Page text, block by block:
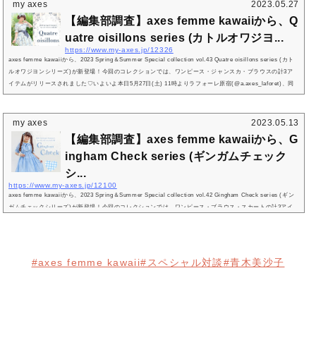
my axes 2023.05.27
【編集部調査】axes femme kawaiiから、Q
uatre oisillons series (カトルオワジヨ...
https://www.my-axes.jp/12326
axes femme kawaiiから、2023 Spring＆Summer Special collection vol.43 Quatre oisillons series (カト
ルオワジヨンシリーズ)が新登場！今回のコレクションでは、ワンピース・ジャンスカ・ブラウスの計3ア
イテムがリリースされました♡いよいよ本日5月27日(土) 11時よりラフォーレ原宿(@a.axes_laforet)、同
日20時よりオンラインショップにて先行販売、6月2日(金)からは取扱い店舗にて販売が開始します♡とい
ズ」の全アイテム全カラーを...
my axes 2023.05.13
【編集部調査】axes femme kawaiiから、G
ingham Check series (ギンガムチェック
シ...
https://www.my-axes.jp/12100
axes femme kawaiiから、2023 Spring＆Summer Special collection vol.42 Gingham Check series (ギン
ガムチェックシリーズ)が新登場！今回のコレクションでは、ワンピース・ブラウス・スカートの計3アイ
#axes femme kawaii#スペシャル対談#青木美沙子